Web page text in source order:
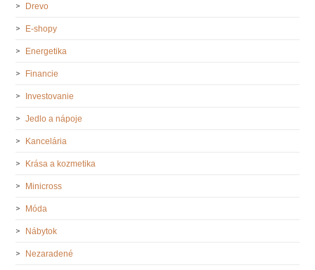
Drevo
E-shopy
Energetika
Financie
Investovanie
Jedlo a nápoje
Kancelária
Krása a kozmetika
Minicross
Móda
Nábytok
Nezaradené